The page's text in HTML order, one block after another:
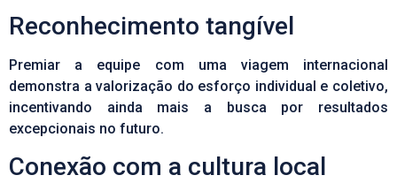
Reconhecimento tangível
Premiar a equipe com uma viagem internacional
demonstra a valorização do esforço individual e coletivo,
incentivando ainda mais a busca por resultados
excepcionais no futuro.
Conexão com a cultura local